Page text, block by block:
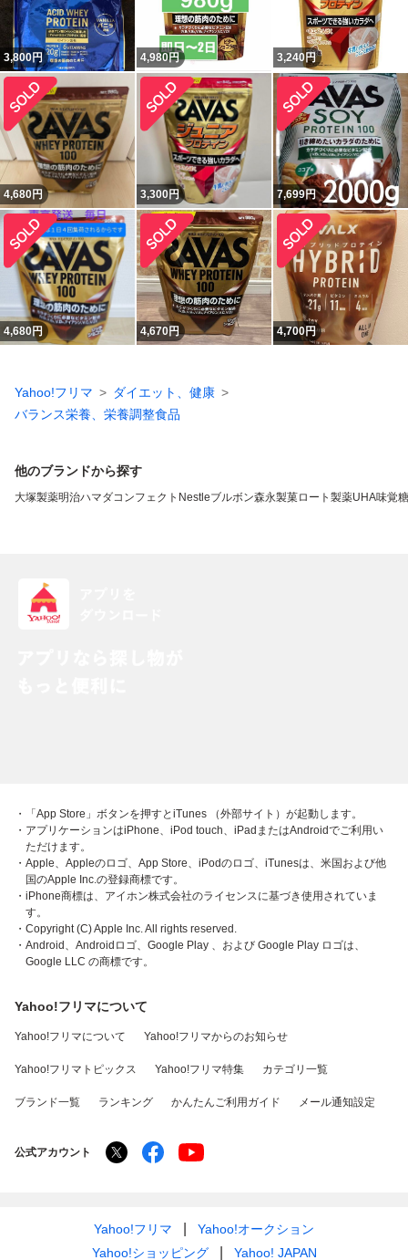
3,800円 4,980円 3,240円
4,680円 3,300円 7,699円
4,680円 4,670円 4,700円
Yahoo!フリマ
ダイエット、健康
バランス栄養、栄養調整食品
他のブランドから探す
大塚製薬明治ハマダコンフェクト Nestleブルボン森永製菓ロート製薬UHA味覚糖
・「App Store」ボタンを押すとiTunes （外部サイト）が起動します。
・アプリケーションはiPhone、iPod touch、iPadまたはAndroidでご利用い
ただけます。
・Apple、Appleのロゴ、App Store、iPodのロゴ、iTunesは、米国および他
国のApple Inc.の登録商標です。
・iPhone商標は、アイホン株式会社のライセンスに基づき使用されていま
す。
・Copyright (C) Apple Inc. All rights reserved.
・Android、Androidロゴ、Google Play 、および Google Play ロゴは、
Google LLC の商標です。
Yahoo!フリマについて
Yahoo!フリマについて Yahoo!フリマからのお知らせ
Yahoo!フリマトピックス Yahoo!フリマ特集 カテゴリ一覧
ブランド一覧 ランキング かんたんご利用ガイド メール通知設定
公式アカウント
Yahoo!フリマ
Yahoo!オークション
Yahoo!ショッピング
Yahoo! JAPAN